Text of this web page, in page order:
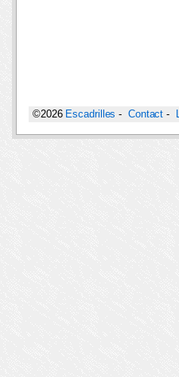
©2026 Escadrilles - Contact -